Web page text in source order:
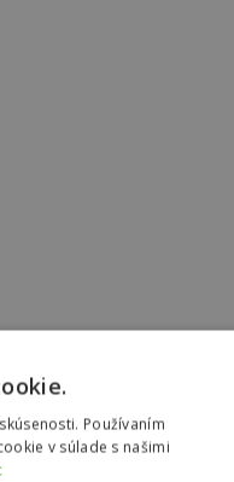
Používaním
v súlade s našimi